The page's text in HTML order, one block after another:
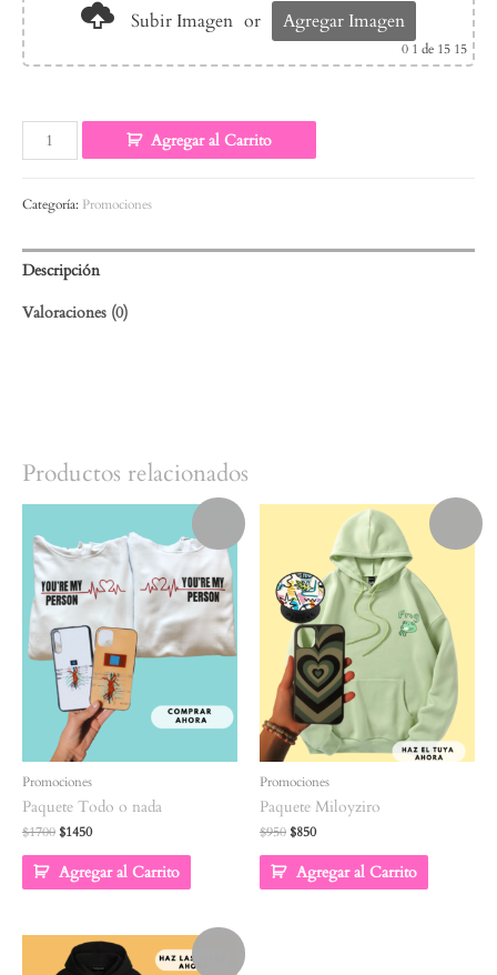
Subir Imagen or Agregar Imagen
0 1 de 15 15
Agregar al Carrito
Categoría: Promociones
Descripción
Valoraciones (0)
Productos relacionados
Promociones
Paquete Todo o nada
$1700$1450
Agregar al Carrito
Promociones
Paquete Miloyziro
$950$850
Agregar al Carrito